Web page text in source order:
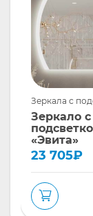
Зеркала с
Зеркало с
«Эвита»
23 705₽